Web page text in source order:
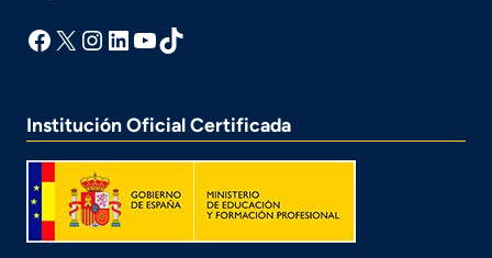
facebook
X Instagram
LinkedIn
YouTube
TikTok
Institución Oficial Certificada